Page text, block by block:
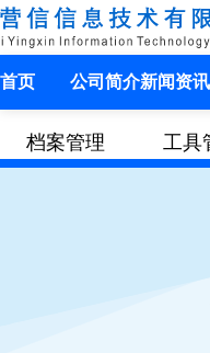
首页 公司简介新闻资讯
档案管理 工具